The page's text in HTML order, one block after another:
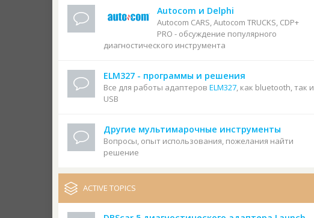
Autocom и Delphi
Autocom CARS, Autocom TRUCKS, CDP+
PRO - обсуждение популярного
диагностического инструмента
ELM327 - программы и решения
Все для работы адаптеров ELM327, как bluetooth, так и
USB
Другие мультимарочные инструменты
Вопросы, опыт использования, пожелания найти
решение
ACTIVE TOPICS